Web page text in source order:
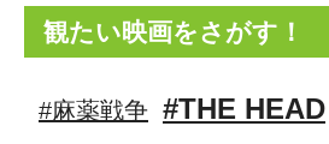
観たい映画をさがす！
#麻薬戦争 #THE HEAD